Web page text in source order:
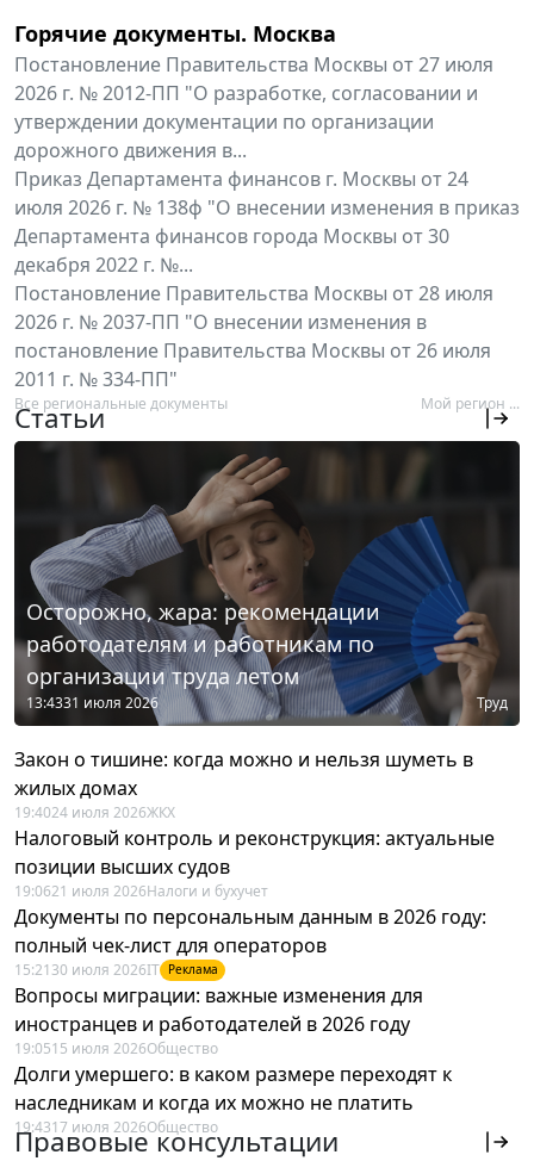
Горячие документы. Москва
Постановление Правительства Москвы от 27 июля
2026 г. № 2012-ПП "О разработке, согласовании и
утверждении документации по организации
дорожного движения в...
Приказ Департамента финансов г. Москвы от 24
июля 2026 г. № 138ф "О внесении изменения в приказ
Департамента финансов города Москвы от 30
декабря 2022 г. №...
Постановление Правительства Москвы от 28 июля
2026 г. № 2037-ПП "О внесении изменения в
постановление Правительства Москвы от 26 июля
2011 г. № 334-ПП"
Все региональные документы Мой регион ...
Статьи
Осторожно, жара: рекомендации
работодателям и работникам по
организации труда летом
13:4331 июля 2026 Труд
Закон о тишине: когда можно и нельзя шуметь в
жилых домах
19:4024 июля 2026ЖКХ
Налоговый контроль и реконструкция: актуальные
позиции высших судов
19:0621 июля 2026Налоги и бухучет
Документы по персональным данным в 2026 году:
полный чек-лист для операторов
15:21 30 июля 2026IT Реклама
Вопросы миграции: важные изменения для
иностранцев и работодателей в 2026 году
19:0515 июля 2026Общество
Долги умершего: в каком размере переходят к
наследникам и когда их можно не платить
19:4317 июля 2026Общество
Правовые консультации